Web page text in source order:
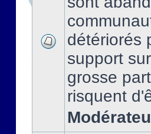
détériorés
support
grosse
risquent